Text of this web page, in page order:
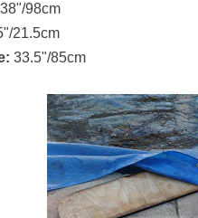
38"/98cm
21.5cm
33.5"/85cm